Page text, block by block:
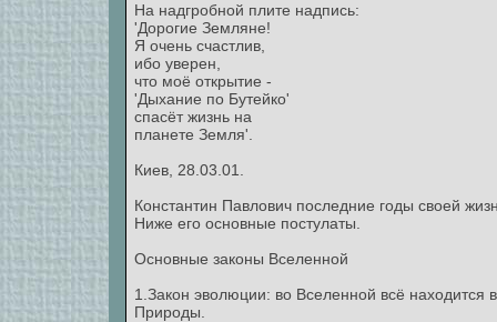
На надгробной плите надпись:
'Дорогие Земляне!
Я очень счастлив,
ибо уверен,
что моё открытие -
'Дыхание по Бутейко'
спасёт жизнь на
планете Земля'.
Киев, 28.03.01.
Константин Павлович последние годы своей
Ниже его основные постулаты.
Основные законы Вселенной
1.Закон эволюции: во Вселенной всё
Природы.